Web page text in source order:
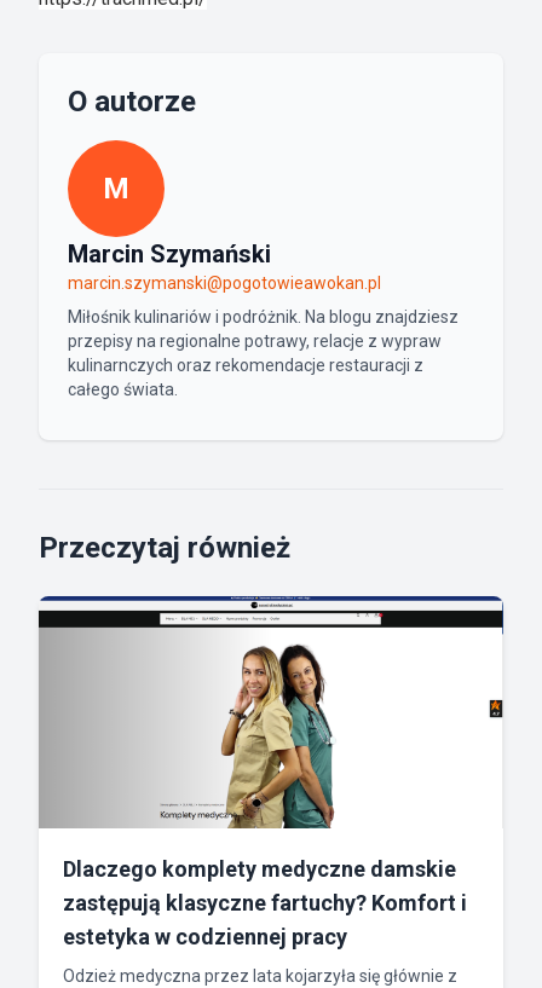
O autorze
M
Marcin Szymański
marcin.szymanski@pogotowieawokan.pl
Miłośnik kulinariów i podróżnik. Na blogu znajdziesz
przepisy na regionalne potrawy, relacje z wypraw
kulinarnczych oraz rekomendacje restauracji z
całego świata.
Przeczytaj również
Dlaczego komplety medyczne damskie
zastępują klasyczne fartuchy? Komfort i
estetyka w codziennej pracy
Odzież medyczna przez lata kojarzyła się głównie z